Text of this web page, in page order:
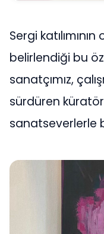
Sergi
belirlendiği bu
sanatçımız,
sürdüren
sanatseverlerle